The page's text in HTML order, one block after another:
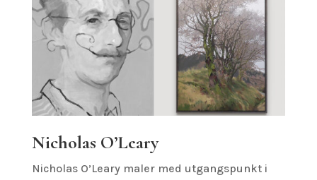
Nicholas O’Leary
Nicholas O’Leary maler med utgangspunkt i